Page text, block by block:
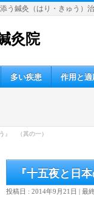
う鍼灸（はり・きゅう）
灸院
多い疾患 作用と適
』 （其の一）
『十五夜と日
投稿日 : 2014年9月21日 最